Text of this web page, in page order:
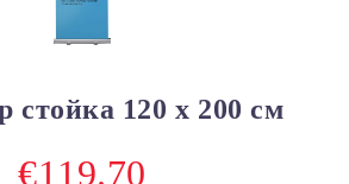
стойка 120 х 200 см
€119.70